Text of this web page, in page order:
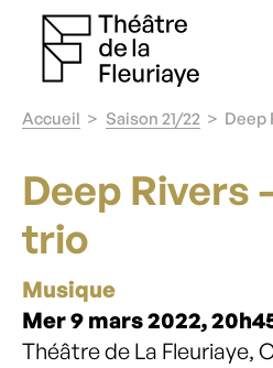
Accueil Saison 21/22 Deep
Deep Rivers
trio
Musique
Mer 9 mars 2022,
Théâtre de La Fleuriaye,